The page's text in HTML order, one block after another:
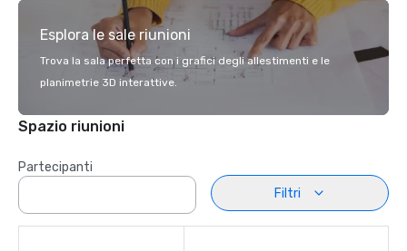
Esplora le sale riunioni
Trova la sala perfetta con i grafici degli allestimenti e le
planimetrie 3D interattive.
Spazio riunioni
Partecipanti
Filtri